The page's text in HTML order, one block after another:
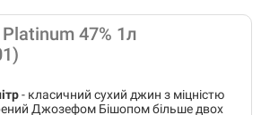
47% 1л
- класичний сухий джин з міцністю
Джозефом Бішопом більше двох